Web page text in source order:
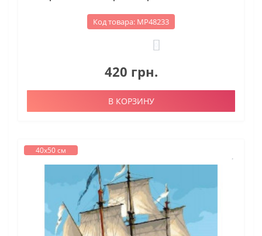
Код товара: МР48233
420 грн.
В КОРЗИНУ
40х50 см